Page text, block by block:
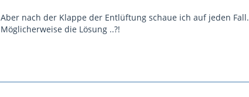
Aber nach der Klappe der Entlüftung schaue ich auf jeden Fall.
Möglicherweise die Lösung ..?!